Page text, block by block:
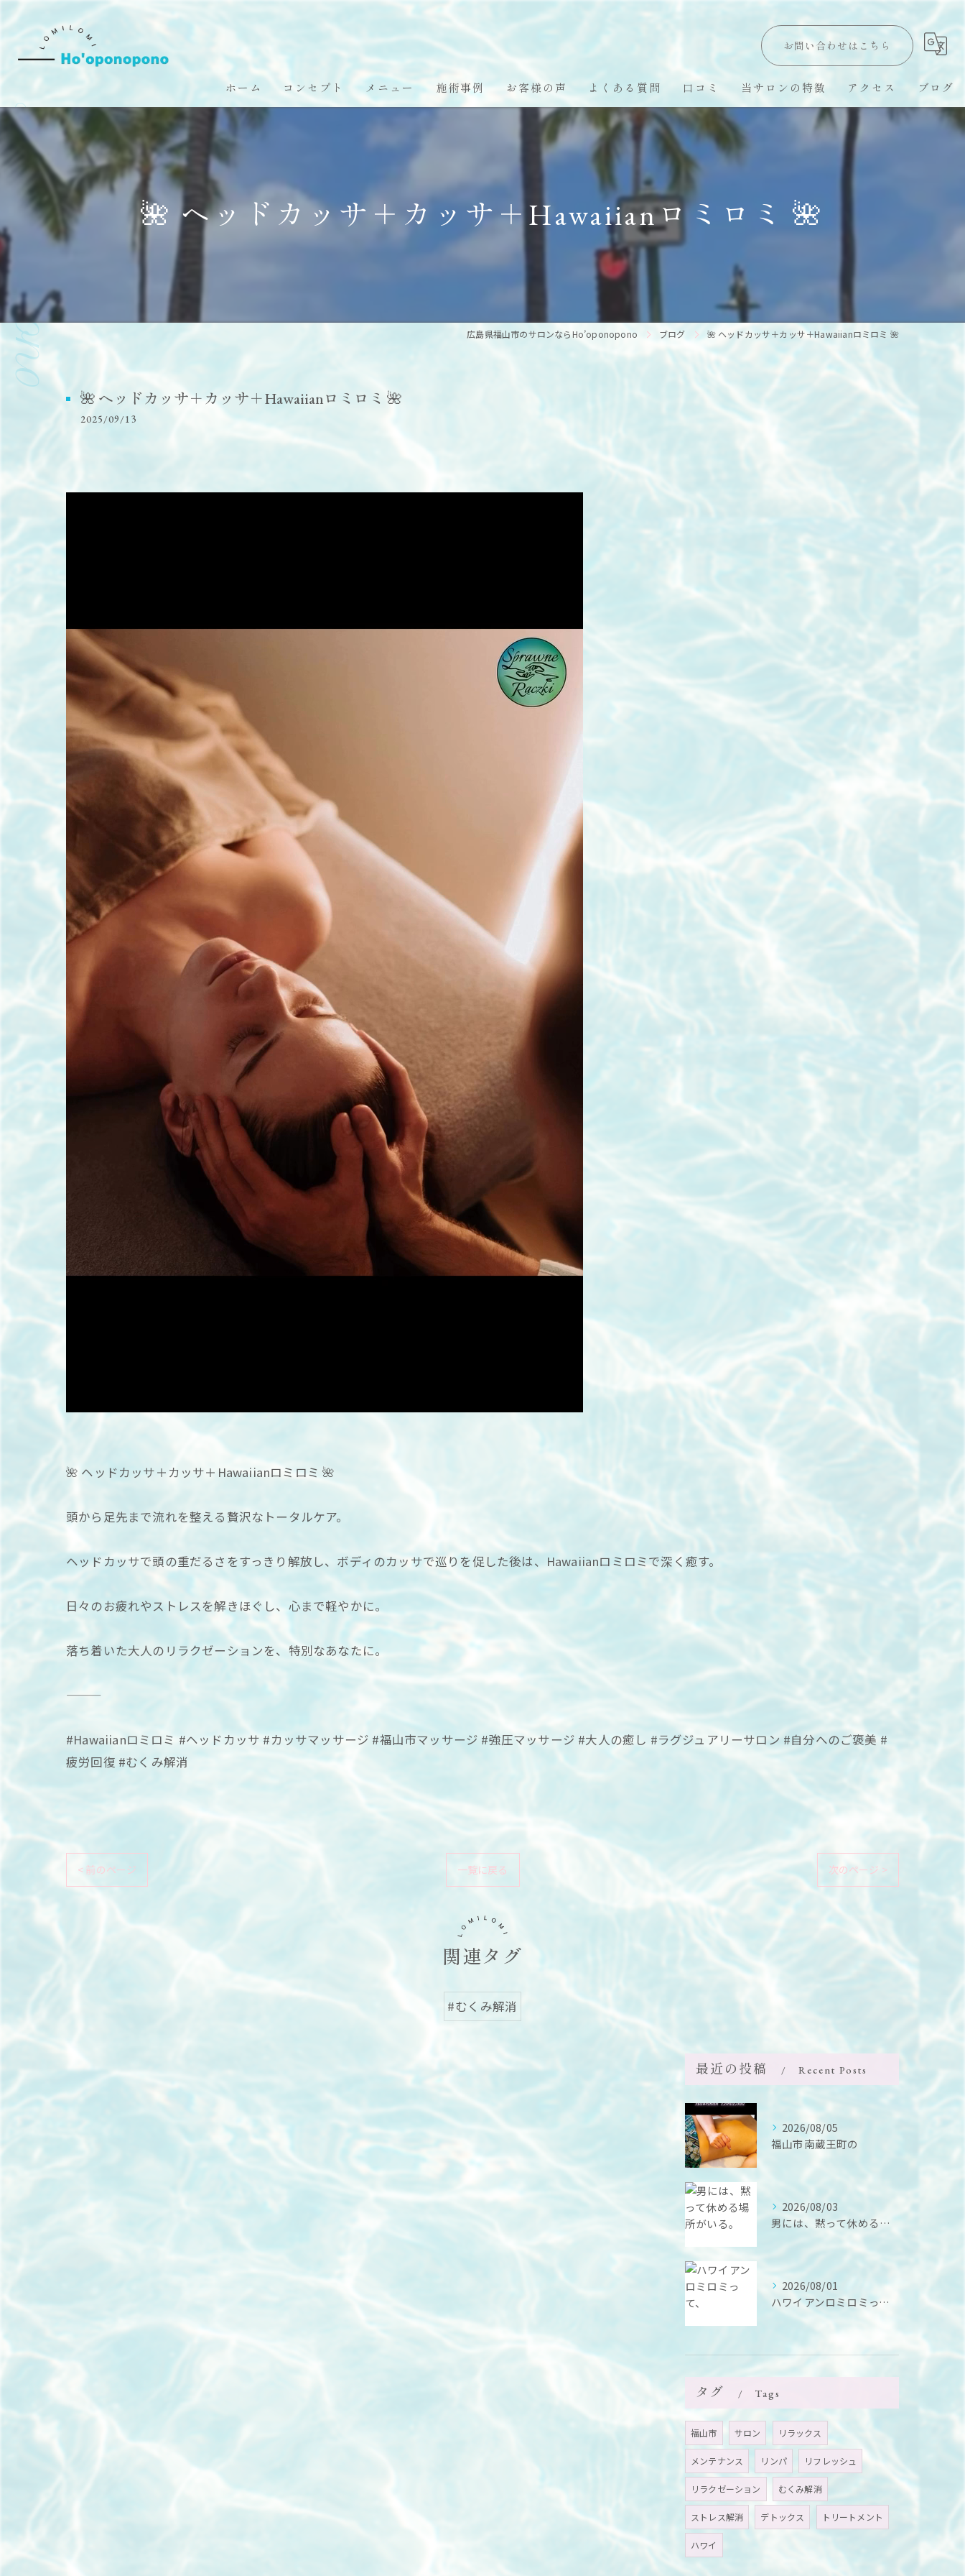
お問い合わせはこちら
ホーム コンセプト メニュー 施術事例 お客様の声 よくある質問 口コミ 当サロンの特徴
オイルトリートメント
アクセス ブログ
🌺 ヘッドカッサ＋カッサ＋Hawaiianロミロミ 🌺
広島県福山市のサロンならHo’oponopono ブログ 🌺 ヘッドカッサ＋カッサ＋Hawaiianロミロミ 🌺
🌺 ヘッドカッサ＋カッサ＋Hawaiianロミロミ 🌺
2025/09/13
🌺 ヘッドカッサ＋カッサ＋Hawaiianロミロミ 🌺
頭から足先まで流れを整える贅沢なトータルケア。
ヘッドカッサで頭の重だるさをすっきり解放し、ボディのカッサで巡りを促した後は、Hawaiianロミロミで深く癒す。
日々のお疲れやストレスを解きほぐし、心まで軽やかに。
落ち着いた大人のリラクゼーションを、特別なあなたに。
#Hawaiianロミロミ #ヘッドカッサ #カッサマッサージ #福山市マッサージ #強圧マッサージ #大人の癒し #ラグジュアリーサロン #自分へのご褒美 #
疲労回復 #むくみ解消
< 前のページ 一覧に戻る 次のページ >
関連タグ
#むくみ解消
最近の投稿 Recent Posts
2026/08/05
福山市南蔵王町の
2026/08/03
男には、黙って休める場所がいる。
2026/08/01
ハワイアンロミロミって、
タグ Tags
福山市 サロン リラックス
メンテナンス リンパ リフレッシュ
リラクゼーション むくみ解消
ストレス解消 デトックス トリートメント
ハワイ